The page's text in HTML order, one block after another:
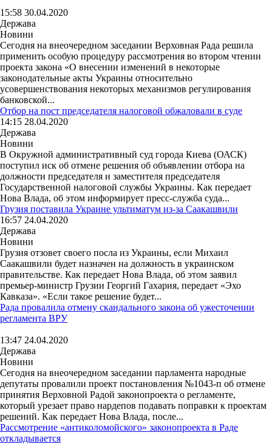
15:58 30.04.2020
Держава
Новини
Сегодня на внеочередном заседании Верховная Рада решила
применить особую процедуру рассмотрения во втором чтении
проекта закона «О внесении изменений в некоторые
законодательные акты Украины относительно
усовершенствования некоторых механизмов регулирования
банковской...
Отбор на пост председателя налоговой обжаловали в суде
14:15 28.04.2020
Держава
Новини
В Окружной административный суд города Киева (ОАСК)
поступил иск об отмене решения об объявлении отбора на
должности председателя и заместителя председателя
Государственной налоговой службы Украины. Как передает
Нова Влада, об этом информирует пресс-служба суда...
Грузия поставила Украине ультиматум из-за Саакашвили
16:57 24.04.2020
Держава
Новини
Грузия отзовет своего посла из Украины, если Михаил
Саакашвили будет назначен на должность в украинском
правительстве. Как передает Нова Влада, об этом заявил
премьер-министр Грузии Георгий Гахария, передает «Эхо
Кавказа». «Если такое решение будет...
Рада провалила отмену скандального закона об ужесточении
регламента ВРУ
13:47 24.04.2020
Держава
Новини
Сегодня на внеочередном заседании парламента народные
депутаты провалили проект постановления №1043-п об отмене
принятия Верховной Радой законопроекта о регламенте,
который урезает право нардепов подавать поправки к проектам
решений. Как передает Нова Влада, после...
Рассмотрение «антиколомойского» законопроекта в Раде
откладывается